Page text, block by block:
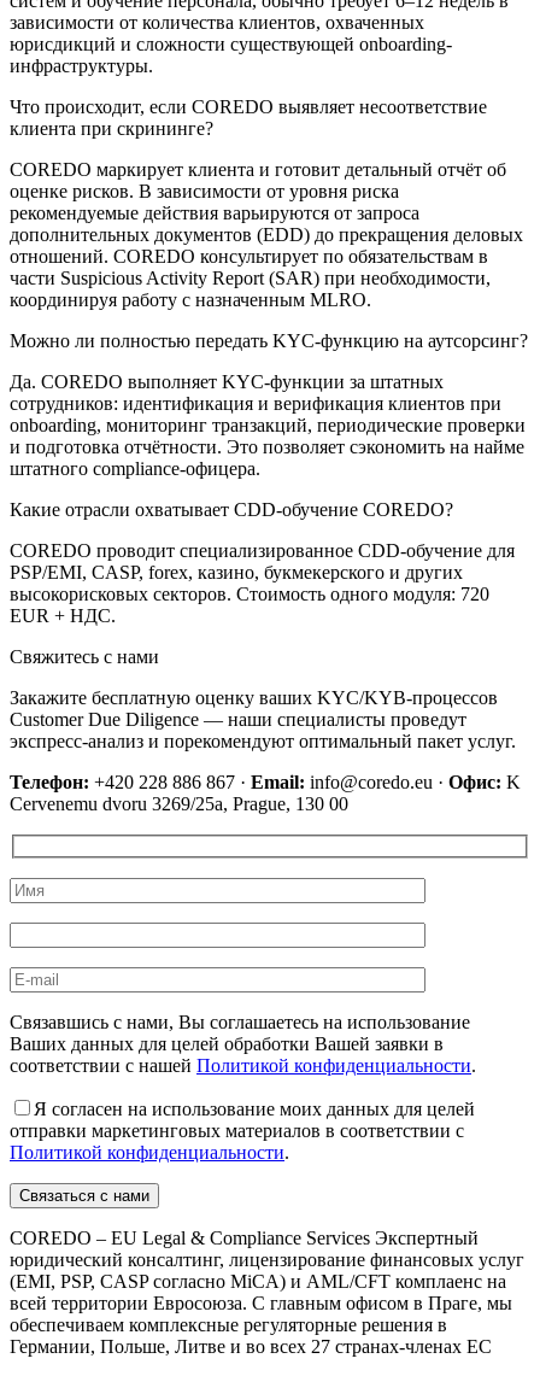
зависимости от количества клиентов, охваченных
юрисдикций и сложности существующей onboarding-
инфраструктуры.
Что происходит, если COREDO выявляет несоответствие
клиента при скрининге?
COREDO маркирует клиента и готовит детальный отчёт об
оценке рисков. В зависимости от уровня риска
рекомендуемые действия варьируются от запроса
дополнительных документов (EDD) до прекращения деловых
отношений. COREDO консультирует по обязательствам в
части Suspicious Activity Report (SAR) при необходимости,
координируя работу с назначенным MLRO.
Можно ли полностью передать KYC-функцию на аутсорсинг?
Да. COREDO выполняет KYC-функции за штатных
сотрудников: идентификация и верификация клиентов при
onboarding, мониторинг транзакций, периодические проверки
и подготовка отчётности. Это позволяет сэкономить на найме
штатного compliance-офицера.
Какие отрасли охватывает CDD-обучение COREDO?
COREDO проводит специализированное CDD-обучение для
PSP/EMI, CASP, forex, казино, букмекерского и других
высокорисковых секторов. Стоимость одного модуля: 720
EUR + НДС.
Свяжитесь с нами
Закажите бесплатную оценку ваших KYC/KYB-процессов
Customer Due Diligence — наши специалисты проведут
экспресс-анализ и порекомендуют оптимальный пакет услуг.
Телефон: +420 228 886 867 · Email: info@coredo.eu · Офис: K
Cervenemu dvoru 3269/25a, Prague, 130 00
Связавшись с нами, Вы соглашаетесь на использование
Ваших данных для целей обработки Вашей заявки в
соответствии с нашей Политикой конфиденциальности.
Я согласен на использование моих данных для целей
отправки маркетинговых материалов в соответствии с
Политикой конфиденциальности.
COREDO – EU Legal & Compliance Services Экспертный
юридический консалтинг, лицензирование финансовых услуг
(EMI, PSP, CASP согласно MiCA) и AML/CFT комплаенс на
всей территории Евросоюза. С главным офисом в Праге, мы
обеспечиваем комплексные регуляторные решения в
Германии, Польше, Литве и во всех 27 странах-членах ЕС